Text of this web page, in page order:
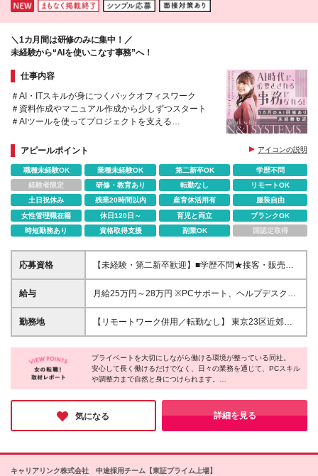
＼1カ月間は研修のみに集中！／
未経験から“AIを使いこなす事務”へ！
仕事内容
＃AI・ITスキルが身につくバックオフィスワーク
＃資料作成やマニュアル作成から少しずつスタート
＃AIツールを使ってプロジェクトを支える
アピールポイント
アイコンの説明
職種未経験OK 業種未経験OK 第二新卒OK
学歴不問
経験者限定
研修・教育あり 転勤なし
リモートOK
土日祝休み
残業20時間以内 産育休活用有
服装自由
女性管理職在籍
休日120日～ 育児と両立
ブランクOK
時短勤務あり
資格取得支援 副業OK 国認定取得
応募資格
【未経験・第二新卒歓迎】■学歴不問★接客・販売職
出身の先輩も多数活躍中！■前職の雇用形態不問（派
遣・契約社員だった方も大歓迎）■何らかの社会人経
問 ■前職の雇用形態は不問（派遣や契約社員だった方
も大歓迎です） 【こんな方はぜひご応募くださ
事とプライベートを両立できる環境で働きたい ◎手
に職をつけて、キャリアアップをしたい ◎Excel、
Wordが使用できる（VLOOKUP関数やピポットテー
ことができる人
給与
月給25万円～28万円 ※PCサポート、ヘルプデスク経
験者は月給28万円～35万円となります。 ※みなし残
業代(月20時間分)を含みます └月給25万円～28万円の
全額支給します ※試用期間6か月あり。試用期間中の
雇用形態は契約社員になります。試用期間後は正社員
になります。 ※期間中の給与条件に変更はありませ
をしっかり評価し、昇給に反映させています。 直近
では以下の昇給実績もございます！ ・月 7万円 UP
・月 8万円 UP
勤務地
【リモートワーク併用／転勤なし】 東京23区近郊・
神奈川（横浜近郊）のクライアント先 ※大阪にも新オ
フィスをオープン！希望に応じて、そちらで勤務する
ことも可能です。 ※自宅から近い勤務先になるよう考
慮します。 ※東京近郊は品川区、中央区などの案件が
多くあります。 ■東京本社（千代田区神保町）／東京
都千代田区一ツ橋2-5-5 岩波書店一ツ橋ビル3F .+☆お
客様とも良好な関係なので安心☆+. 長いお付き合いの
プライベートを大切にしながら働ける環境が整っている同社。
安心して長く働けるだけでなく、日々の業務を通じて、PCスキル
や調整力まで自然と身につけられます。
経験を積んだ後は、事務のスペシャリストやリーダー職を目指す
のはもちろん、エンジニアやコンサルなど新しいキャリアに挑戦
する道も開けています。
いを叶えられる環境がここにあります！
気になる 詳細を見る
キャリアリンク株式会社 中途採用チーム【東証プライム上場】